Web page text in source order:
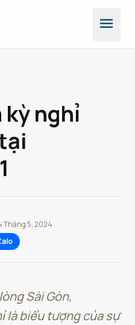
menu
kỳ nghỉ
Tháng 5, 2024
Sài Gòn,
là biểu tượng của sự